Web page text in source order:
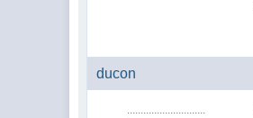
ducon
.............................